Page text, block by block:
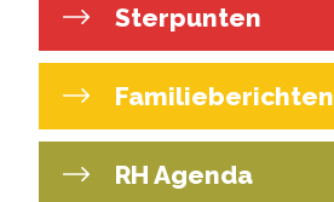
Sterpunten
Familieberichten
RH Agenda